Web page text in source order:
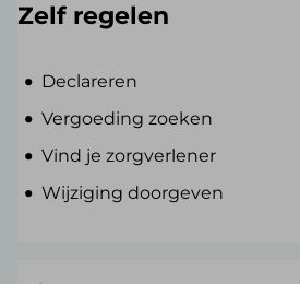
Zelf regelen
Declareren
Vergoeding zoeken
Vind je zorgverlener
Wijziging doorgeven